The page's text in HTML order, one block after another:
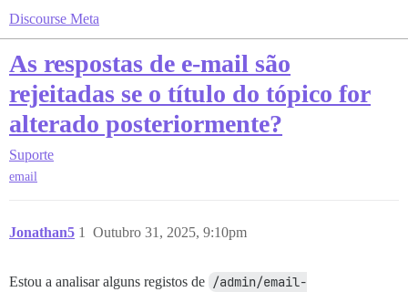
Discourse Meta
As respostas de e-mail são
rejeitadas se o título do tópico for
alterado posteriormente?
Suporte
email
Jonathan5 Outubro 31, 2025, 9:10pm
1
Estou a analisar alguns registos de /admin/email-